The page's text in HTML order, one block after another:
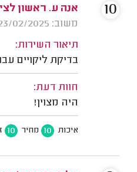
אנה ע. ראשון
משוב: 23/02/2025
תיאור השירות:
בדיקת ליקויים עבור
חוות דעת:
היה מצוין!
איכות 10 מחיר 10
10